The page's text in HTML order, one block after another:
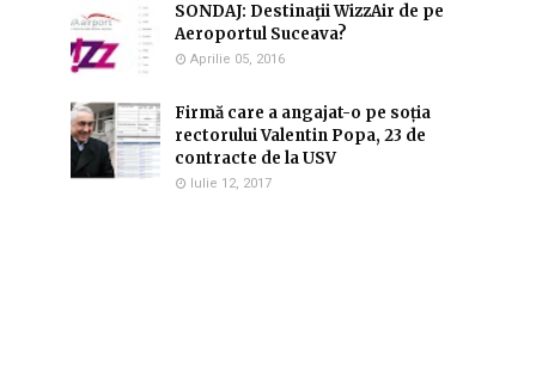
SONDAJ: Destinaţii WizzAir de pe
Aeroportul Suceava?
Aprilie 05, 2016
Firmă care a angajat-o pe soția
rectorului Valentin Popa, 23 de
contracte de la USV
Iulie 12, 2017